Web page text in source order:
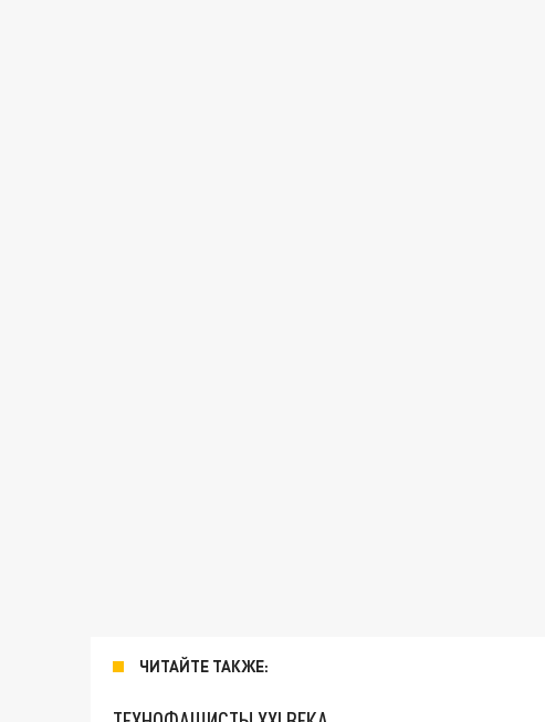
ЧИТАЙТЕ ТАКЖЕ: